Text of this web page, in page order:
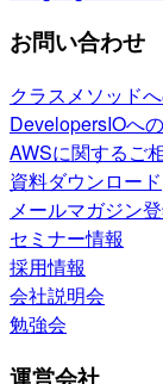
お問い合わせ
クラスメソッド
DevelopersIOへ
AWSに関するご
資料ダウンロード
メールマガジン
セミナー情報
採用情報
会社説明会
勉強会
運営会社